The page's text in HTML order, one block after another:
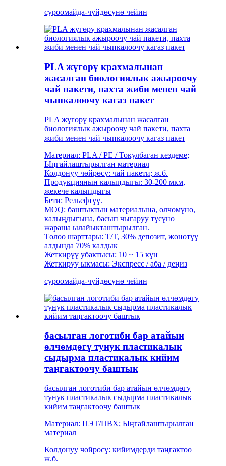
суроомайда-чүйдөсүнө чейин
PLA жүгөрү крахмалынан
жасалган биологиялык ажыроочу
чай пакети, пахта жиби менен чай
чыпкалоочу кагаз пакет
PLA жүгөрү крахмалынан жасалган
биологиялык ажыроочу чай пакети, пахта
жиби менен чай чыпкалоочу кагаз пакет
Материал: PLA / PE / Токулбаган кездеме;
Ыңгайлаштырылган материал
Колдонуу чөйрөсү: чай пакети; ж.б.
Продукциянын калыңдыгы: 30-200 мкм,
жекече калыңдыгы
Бети: Рельефтүү.
MOQ: баштыктын материалына, өлчөмүнө,
калыңдыгына, басып чыгаруу түсүнө
жараша ылайыкташтырылган.
Төлөө шарттары: T/T, 30% депозит, жөнөтүү
алдында 70% калдык
Жеткирүү убактысы: 10 ~ 15 күн
Жеткирүү ыкмасы: Экспресс / аба / деңиз
суроомайда-чүйдөсүнө чейин
басылган логотиби бар атайын
өлчөмдөгү тунук пластикалык
сыдырма пластикалык кийим
таңгактоочу баштык
басылган логотиби бар атайын өлчөмдөгү
тунук пластикалык сыдырма пластикалык
кийим таңгактоочу баштык
Материал: ПЭТ/ПВХ; Ыңгайлаштырылган
материал
Колдонуу чөйрөсү: кийимдерди таңгактоо
ж.б.